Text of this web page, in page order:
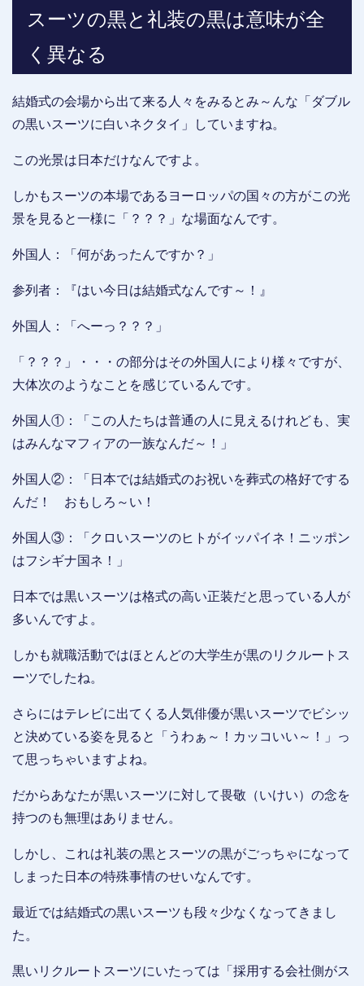
スーツの黒と礼装の黒は意味が全
く異なる
結婚式の会場から出て来る人々をみるとみ～んな「ダブル
の黒いスーツに白いネクタイ」していますね。
この光景は日本だけなんですよ。
しかもスーツの本場であるヨーロッパの国々の方がこの光
景を見ると一様に「？？？」な場面なんです。
外国人：「何があったんですか？」
参列者：『はい今日は結婚式なんです～！』
外国人：「へーっ？？？」
「？？？」・・・の部分はその外国人により様々ですが、
大体次のようなことを感じているんです。
外国人①：「この人たちは普通の人に見えるけれども、実
はみんなマフィアの一族なんだ～！」
外国人②：「日本では結婚式のお祝いを葬式の格好でする
んだ！ おもしろ～い！
外国人③：「クロいスーツのヒトがイッパイネ！ニッポン
はフシギナ国ネ！」
日本では黒いスーツは格式の高い正装だと思っている人が
多いんですよ。
しかも就職活動ではほとんどの大学生が黒のリクルートス
ーツでしたね。
さらにはテレビに出てくる人気俳優が黒いスーツでビシッ
と決めている姿を見ると「うわぁ～！カッコいい～！」っ
て思っちゃいますよね。
だからあなたが黒いスーツに対して畏敬（いけい）の念を
持つのも無理はありません。
しかし、これは礼装の黒とスーツの黒がごっちゃになって
しまった日本の特殊事情のせいなんです。
最近では結婚式の黒いスーツも段々少なくなってきまし
た。
黒いリクルートスーツにいたっては「採用する会社側がス